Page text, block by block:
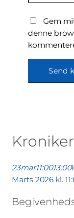
Gem
denne
23mar11:0013:00
Marts 2026 kl.